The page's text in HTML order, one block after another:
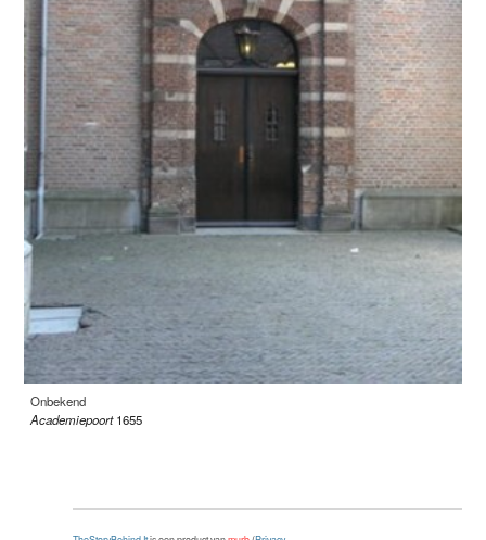
Onbekend
Academiepoort 1655